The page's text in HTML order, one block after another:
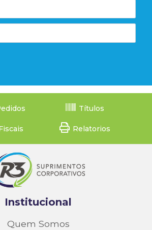
Títulos
Relatorios
Institucional
Quem Somos